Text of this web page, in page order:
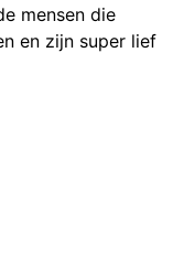
mensen die
en zijn super lief